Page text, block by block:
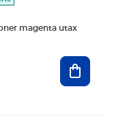
magenta utax
Ajouter